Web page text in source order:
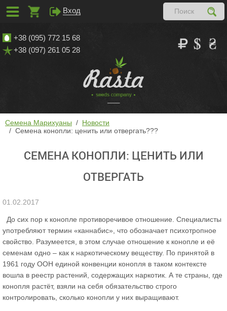
+38 (095) 772 15 68
+38 (097) 261 05 28
Семена Марихуаны
Новости
Семена конопли: ценить или отвергать???
СЕМЕНА КОНОПЛИ: ЦЕНИТЬ ИЛИ
ОТВЕРГАТЬ
01.02.2017
До сих пор к конопле противоречивое отношение. Специалисты
употребляют термин «каннабис», что обозначает психотропное
свойство. Разумеется, в этом случае отношение к конопле и её
семенам одно – как к наркотическому веществу. По принятой в
1961 году ООН единой конвенции конопля в таком контексте
вошла в реестр растений, содержащих наркотик. А те страны, где
конопля растёт, взяли на себя обязательство строго
контролировать, сколько конопли у них выращивают.
Вход